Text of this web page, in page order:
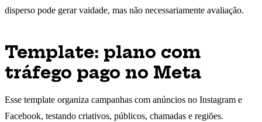
disperso pode gerar vaidade, mas não necessariamente avaliação.
Template: plano com
tráfego pago no Meta
Esse template organiza campanhas com anúncios no Instagram e
Facebook, testando criativos, públicos, chamadas e regiões.